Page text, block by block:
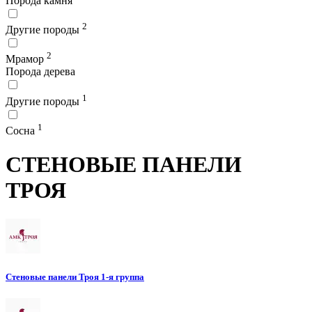
Другие породы 2
Мрамор 2
Порода дерева
Другие породы 1
Сосна 1
СТЕНОВЫЕ ПАНЕЛИ
ТРОЯ
Стеновые панели Троя 1-я группа